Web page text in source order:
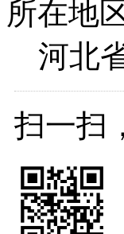
所在地
河北
扫一扫